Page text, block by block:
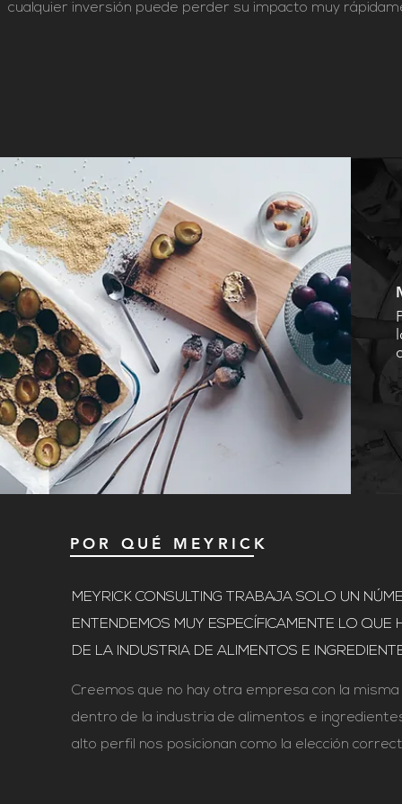
cualquier inversión puede perder su impacto muy
POR QUÉ MEYRICK
MEYRICK CONSULTING TRABAJA SOLO UN
ENTENDEMOS MUY ESPECÍFICAMENTE LO
DE LA INDUSTRIA DE ALIMENTOS E
Creemos que no hay otra empresa con la
dentro de la industria de alimentos e
alto perfil nos posicionan como la elección